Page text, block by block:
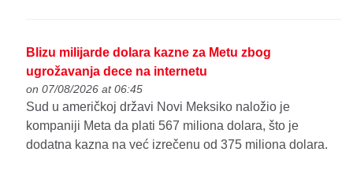
Blizu milijarde dolara kazne za Metu zbog
ugrožavanja dece na internetu
on 07/08/2026 at 06:45
Sud u američkoj državi Novi Meksiko naložio je
kompaniji Meta da plati 567 miliona dolara, što je
dodatna kazna na već izrečenu od 375 miliona dolara.